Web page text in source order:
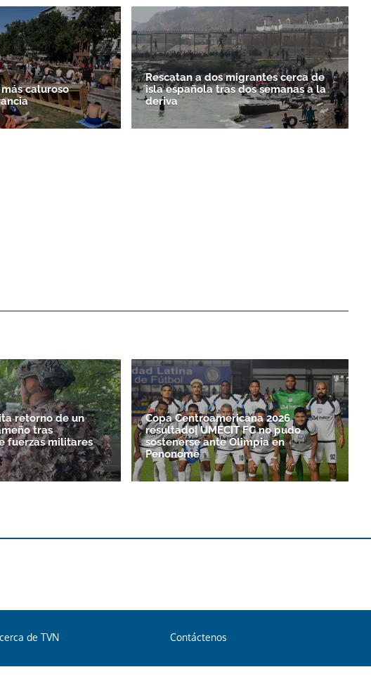
caluroso
Rescatan a dos migrantes cerca de
isla española tras dos semanas a la
deriva
retorno de un
tras
fuerzas militares
Copa Centroamericana 2026
resultado| UMECIT FC no pudo
sostenerse ante Olimpia en
Penonomé
de TVN Contáctenos